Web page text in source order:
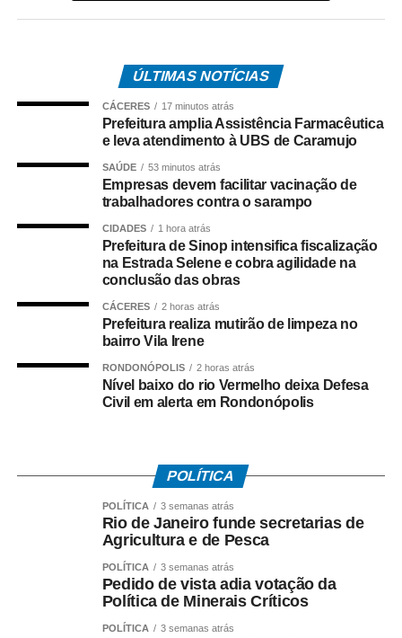
demonstra a importância de o país manter altas
coberturas vacinais. Este ano, 19 registros já foram
A entidade recomenda que todos os trabalhadores
verifiquem sua situação vacinal e procurem uma unidade
básica de saúde caso não tenham comprovante de
vacinação contra a doença ou tenham dúvidas sobre o
esquema recebido.
Um alerta também foi feito aos médicos do trabalho.
Durante consultas ocupacionais, exames
admissionais, periódicos, de retorno ao trabalho ou
demissionais, esses profissionais devem orientar os
trabalhadores sobre a importância da vacinação e
esclarecer dúvidas, especialmente entre profissionais
da saúde e outros grupos com maior risco de exposição.
A principal vacina contra o sarampo é a tríplice viral, que
também protege contra a caxumba e rubéola e está
disponível gratuitamente nas Unidades Básicas de
Saúde. O Programa Nacional de Imunizações prevê que
todas as crianças recebam uma dose aos 12 meses de
idade. Aos 15 meses, devem ser vacinadas com a tetra
viral, que previne também contra a varicela.
ÚLTIMAS NOTÍCIAS
CÁCERES 17 minutos atrás
Prefeitura amplia Assistência Farmacêutica
e leva atendimento à UBS de Caramujo
SAÚDE 53 minutos atrás
Empresas devem facilitar vacinação de
trabalhadores contra o sarampo
CIDADES 1 hora atrás
Prefeitura de Sinop intensifica fiscalização
na Estrada Selene e cobra agilidade na
conclusão das obras
CÁCERES 2 horas atrás
Prefeitura realiza mutirão de limpeza no
bairro Vila Irene
RONDONÓPOLIS 2 horas atrás
Nível baixo do rio Vermelho deixa Defesa
Civil em alerta em Rondonópolis
POLÍTICA
POLÍTICA 3 semanas atrás
Rio de Janeiro funde secretarias de
Agricultura e de Pesca
POLÍTICA 3 semanas atrás
Pedido de vista adia votação da
Política de Minerais Críticos
POLÍTICA 3 semanas atrás